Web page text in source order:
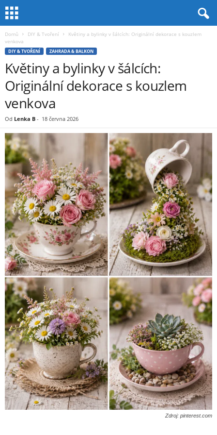
Domů DIY & Tvoření
Květiny a bylinky v šálcích: Originální dekorace s kouzlem
venkova
DIY & TVOŘENÍ ZAHRADA & BALKON
Květiny a bylinky v šálcích:
Originální dekorace s kouzlem
venkova
Od Lenka B - 18 června 2026
Zdroj: pinterest.com